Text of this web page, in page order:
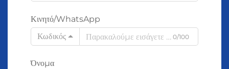
Κινητό/WhatsApp
Κωδικός
0/100
Όνομα